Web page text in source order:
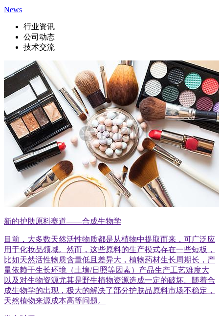
News
行业资讯
公司动态
技术交流
新的护肤原料赛道——合成生物学
目前，大多数天然活性物质都是从植物中提取而来，可广泛应
用于化妆品领域。然而，这些原料的生产模式存在一些短板，
比如天然活性物质含量低且差异大，植物药材生长周期长，产
量依赖于生长环境（土壤/日照等因素）产品生产工艺难度大
以及对生物资源尤其是野生植物资源造成一定的破坏。随着合
成生物学的出现，极大的解决了部分护肤品原料市场不稳定，
天然植物来源成本高等问题。